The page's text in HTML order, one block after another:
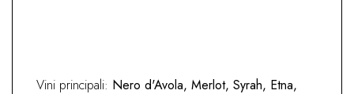
Vini principali: Nero d'Avola, Merlot, Syrah, Etna,